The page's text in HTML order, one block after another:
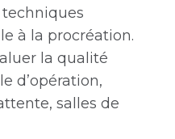
techniques
à la procréation.
la qualité
d’opération,
salles de